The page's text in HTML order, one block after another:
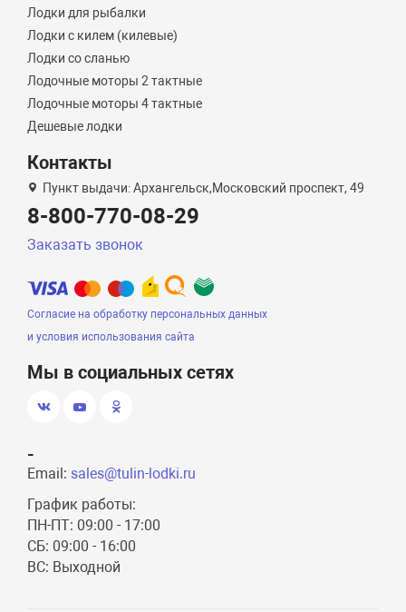
Лодки для рыбалки
Лодки с килем (килевые)
Лодки со сланью
Лодочные моторы 2 тактные
Лодочные моторы 4 тактные
Дешевые лодки
Контакты
Пункт выдачи: Архангельск,Московский проспект, 49
8-800-770-08-29
Заказать звонок
Согласие на обработку персональных данных
и условия использования сайта
Мы в социальных сетях
-
Email: sales@tulin-lodki.ru
График работы:
ПН-ПТ: 09:00 - 17:00
СБ: 09:00 - 16:00
ВС: Выходной